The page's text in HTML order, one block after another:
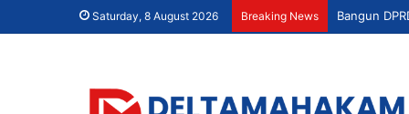
Saturday, 8 August 2026 Breaking News